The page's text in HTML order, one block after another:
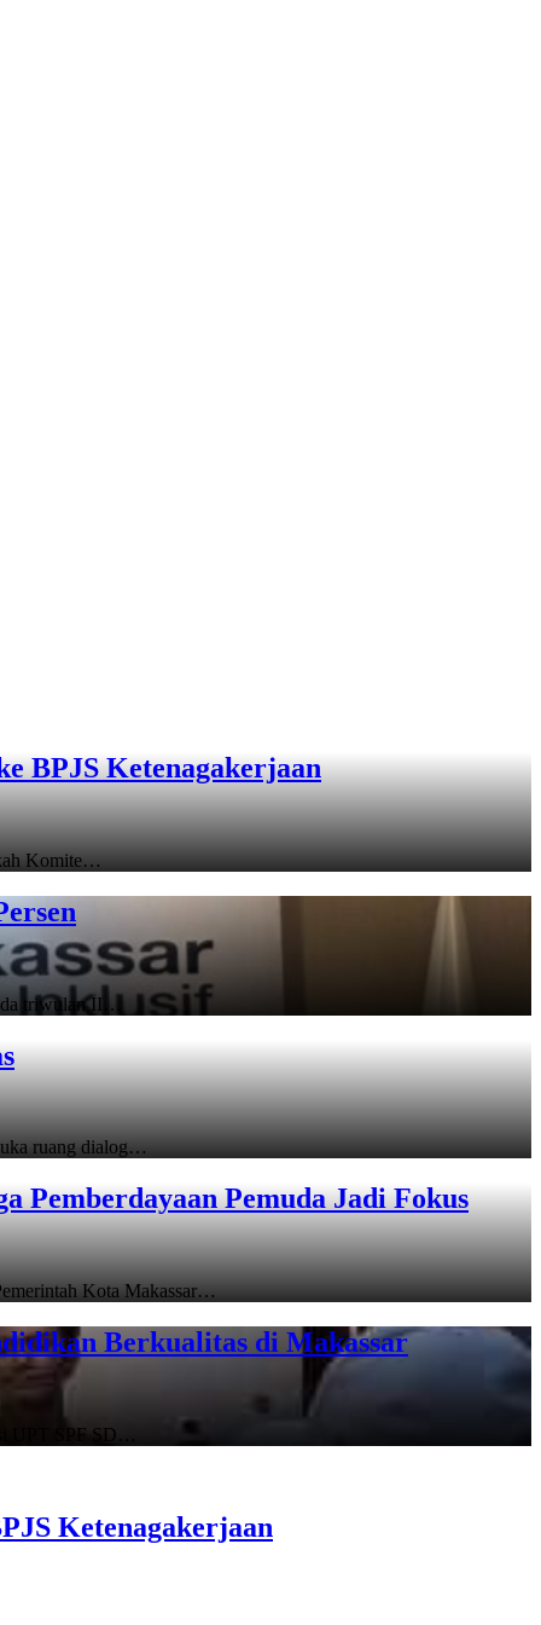
BPJS Ketenagakerjaan
Komite…
triwulan II…
ruang dialog…
Pemberdayaan Pemuda Jadi Fokus
Kota Makassar…
Berkualitas di Makassar
UPT SPF SD…
Ketenagakerjaan